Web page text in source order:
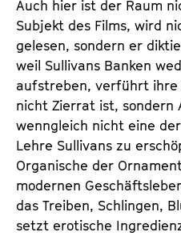
Auch hier ist der Raum
Subjekt des Films, wird
gelesen, sondern er
weil Sullivans Banken
aufstreben, verführt ihre
nicht Zierrat ist, sondern
wenngleich nicht eine
Lehre Sullivans zu
Organische der
modernen
das Treiben, Schlingen,
setzt erotische